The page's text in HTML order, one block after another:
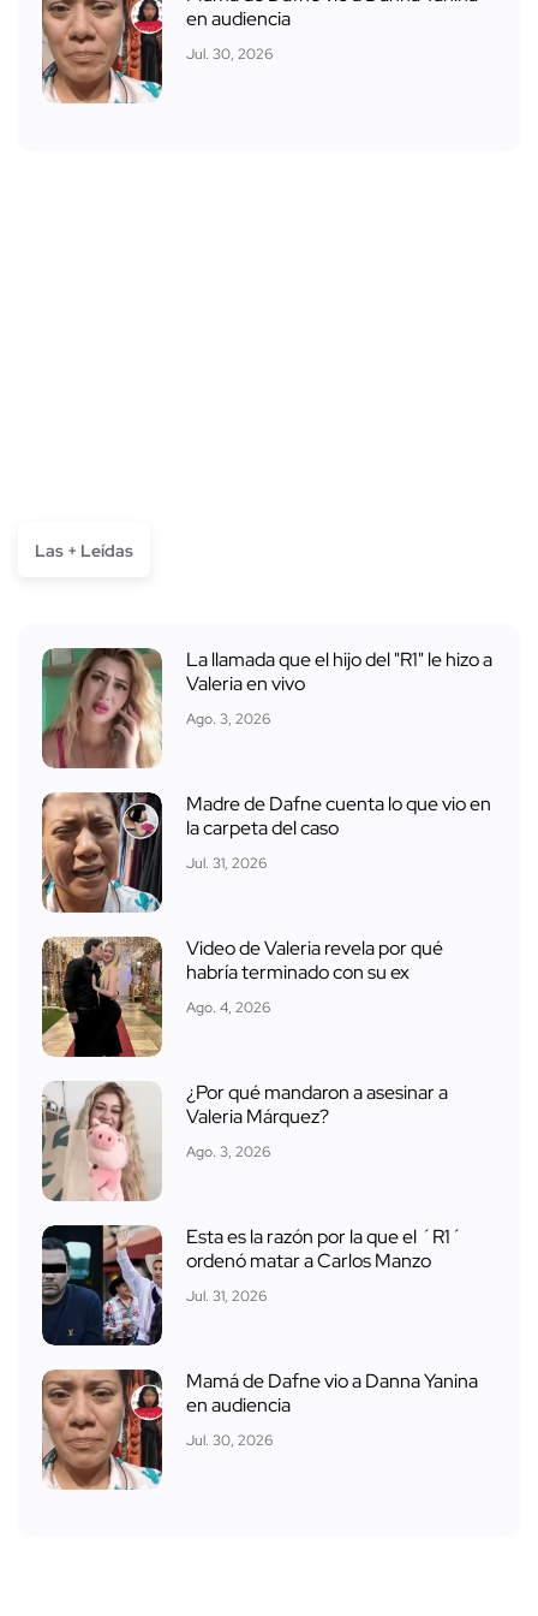
en audiencia
Jul. 30, 2026
Las + Leídas
La llamada que el hijo del "R1" le hizo a
Valeria en vivo
Ago. 3, 2026
Madre de Dafne cuenta lo que vio en
la carpeta del caso
Jul. 31, 2026
Video de Valeria revela por qué
habría terminado con su ex
Ago. 4, 2026
¿Por qué mandaron a asesinar a
Valeria Márquez?
Ago. 3, 2026
Esta es la razón por la que el ´R1´
ordenó matar a Carlos Manzo
Jul. 31, 2026
Mamá de Dafne vio a Danna Yanina
en audiencia
Jul. 30, 2026